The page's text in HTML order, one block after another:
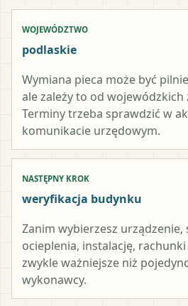
WOJEWÓDZTWO
podlaskie
Wymiana pieca może być
ale zależy to od wojewódzkich
Terminy trzeba sprawdzić w
komunikacie urzędowym.
NASTĘPNY KROK
weryfikacja budynku
Zanim wybierzesz urządzenie,
ocieplenia, instalację,
zwykle ważniejsze niż
wykonawcy.